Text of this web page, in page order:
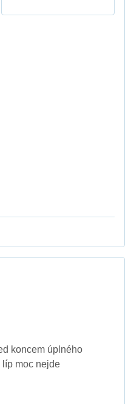
koncem úplného
líp moc nejde